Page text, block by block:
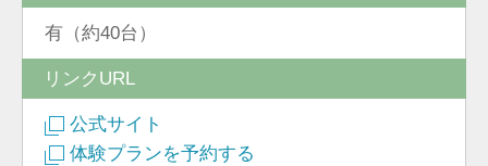
有（約40台）
リンクURL
公式サイト
体験プランを予約する